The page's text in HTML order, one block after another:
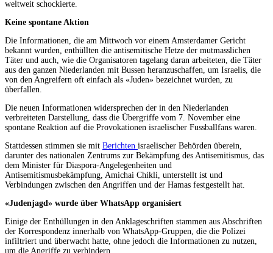
weltweit schockierte.
Keine spontane Aktion
Die Informationen, die am Mittwoch vor einem Amsterdamer Gericht
bekannt wurden, enthüllten die antisemitische Hetze der mutmasslichen
Täter und auch, wie die Organisatoren tagelang daran arbeiteten, die Täter
aus den ganzen Niederlanden mit Bussen heranzuschaffen, um Israelis, die
von den Angreifern oft einfach als «Juden» bezeichnet wurden, zu
überfallen.
Die neuen Informationen widersprechen der in den Niederlanden
verbreiteten Darstellung, dass die Übergriffe vom 7. November eine
spontane Reaktion auf die Provokationen israelischer Fussballfans waren.
Stattdessen stimmen sie mit Berichten israelischer Behörden überein,
darunter des nationalen Zentrums zur Bekämpfung des Antisemitismus, das
dem Minister für Diaspora-Angelegenheiten und
Antisemitismusbekämpfung, Amichai Chikli, unterstellt ist und
Verbindungen zwischen den Angriffen und der Hamas festgestellt hat.
«Judenjagd» wurde über WhatsApp organisiert
Einige der Enthüllungen in den Anklageschriften stammen aus Abschriften
der Korrespondenz innerhalb von WhatsApp-Gruppen, die die Polizei
infiltriert und überwacht hatte, ohne jedoch die Informationen zu nutzen,
um die Angriffe zu verhindern.